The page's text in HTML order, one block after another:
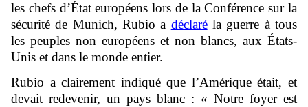
les chefs d’État européens lors de la Conférence sur la
sécurité de Munich, Rubio a déclaréla guerre à tous
les peuples non européens et non blancs, aux États-
Unis et dans le monde entier.
Rubio a clairement indiqué que l’Amérique était, et
devait redevenir, un pays blanc : « Notre foyer est